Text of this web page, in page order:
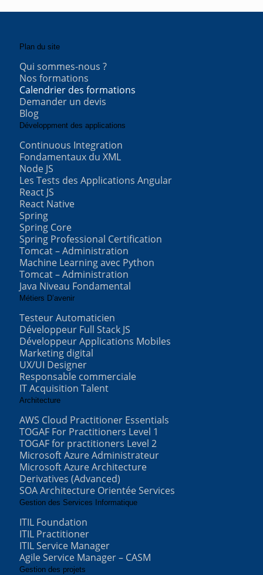
Plan du site
Qui sommes-nous ?
Nos formations
Calendrier des formations
Demander un devis
Blog
Développment des applications
Continuous Integration
Fondamentaux du XML
Node JS
Les Tests des Applications Angular
React JS
React Native
Spring
Spring Core
Spring Professional Certification
Tomcat – Administration
Machine Learning avec Python
Tomcat – Administration
Java Niveau Fondamental
Métiers D’avenir
Testeur Automaticien
Développeur Full Stack JS
Développeur Applications Mobiles
Marketing digital
UX/UI Designer
Responsable commerciale
IT Acquisition Talent
Architecture
AWS Cloud Practitioner Essentials
TOGAF For Practitioners Level 1
TOGAF for practitioners Level 2
Microsoft Azure Administrateur
Microsoft Azure Architecture
Derivatives (Advanced)
SOA Architecture Orientée Services
Gestion des Services Informatique
ITIL Foundation
ITIL Practitioner
ITIL Service Manager
Agile Service Manager – CASM
Gestion des projets